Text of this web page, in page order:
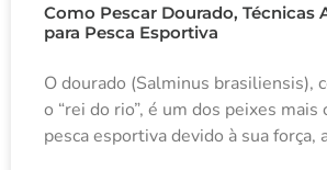
Como Pescar Dourado, Técnicas
para Pesca Esportiva
O dourado (Salminus brasiliensis),
o “rei do rio”, é um dos peixes mais
pesca esportiva devido à sua força,